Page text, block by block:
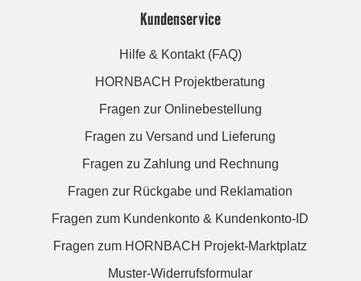
Kundenservice
Hilfe & Kontakt (FAQ)
HORNBACH Projektberatung
Fragen zur Onlinebestellung
Fragen zu Versand und Lieferung
Fragen zu Zahlung und Rechnung
Fragen zur Rückgabe und Reklamation
Fragen zum Kundenkonto & Kundenkonto-ID
Fragen zum HORNBACH Projekt-Marktplatz
Muster-Widerrufsformular